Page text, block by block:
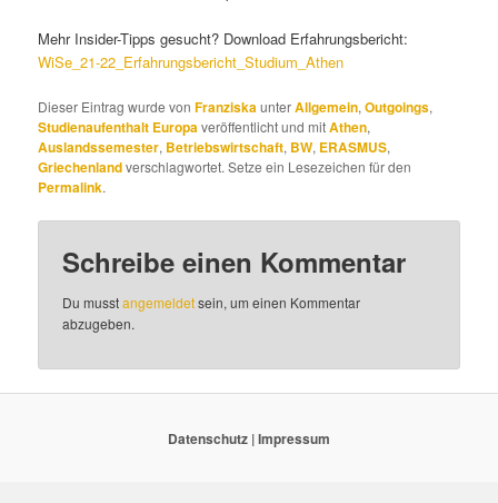
Mehr Insider-Tipps gesucht? Download Erfahrungsbericht:
WiSe_21-22_Erfahrungsbericht_Studium_Athen
Dieser Eintrag wurde vonFranziskaunterAllgemein,Outgoings,
Studienaufenthalt Europaveröffentlicht und mitAthen,
Auslandssemester, Betriebswirtschaft, BW, ERASMUS,
Griechenlandverschlagwortet. Setze ein Lesezeichen für den
Permalink.
Schreibe einen Kommentar
Du musstangemeldetsein, um einen Kommentar
abzugeben.
Datenschutz |Impressum